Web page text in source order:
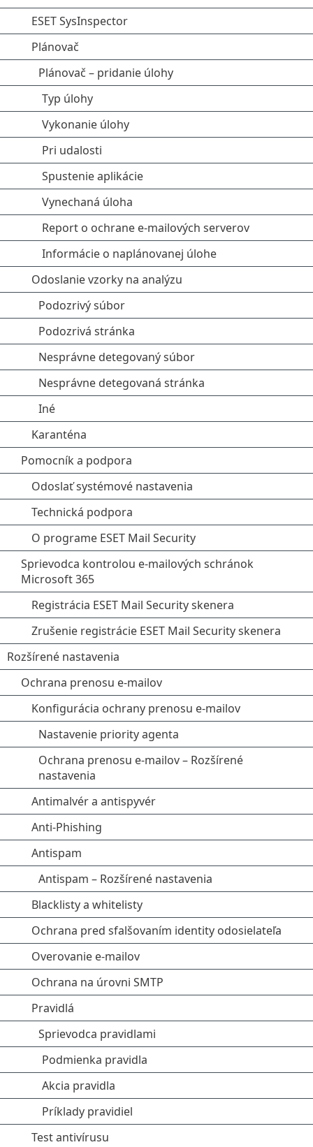
ESET SysInspector
Plánovač
Plánovač – pridanie úlohy
Typ úlohy
Vykonanie úlohy
Pri udalosti
Spustenie aplikácie
Vynechaná úloha
Report o ochrane e‑mailových serverov
Informácie o naplánovanej úlohe
Odoslanie vzorky na analýzu
Podozrivý súbor
Podozrivá stránka
Nesprávne detegovaný súbor
Nesprávne detegovaná stránka
Iné
Karanténa
Pomocník a podpora
Odoslať systémové nastavenia
Technická podpora
O programe ESET Mail Security
Sprievodca kontrolou e‑mailových schránok
Microsoft 365
Registrácia ESET Mail Security skenera
Zrušenie registrácie ESET Mail Security skenera
Rozšírené nastavenia
Ochrana prenosu e-mailov
Konfigurácia ochrany prenosu e‑mailov
Nastavenie priority agenta
Ochrana prenosu e-mailov – Rozšírené
nastavenia
Antimalvér a antispyvér
Anti-Phishing
Antispam
Antispam – Rozšírené nastavenia
Blacklisty a whitelisty
Ochrana pred sfalšovaním identity odosielateľa
Overovanie e‑mailov
Ochrana na úrovni SMTP
Pravidlá
Sprievodca pravidlami
Podmienka pravidla
Akcia pravidla
Príklady pravidiel
Test antivírusu